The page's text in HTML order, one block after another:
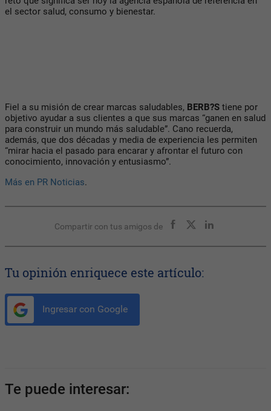
el sector salud, consumo y bienestar.
Fiel a su misión de crear marcas saludables, BERB?S tiene por
objetivo ayudar a sus clientes a que sus marcas “ganen en salud
para construir un mundo más saludable”. Cano recuerda,
además, que dos décadas y media de experiencia les permiten
“mirar hacia el pasado para encarar y afrontar el futuro con
conocimiento, innovación y entusiasmo”.
Más en PR Noticias.
Compartir con tus amigos de
Tu opinión enriquece este artículo:
Ingresar con Google
Te puede interesar: